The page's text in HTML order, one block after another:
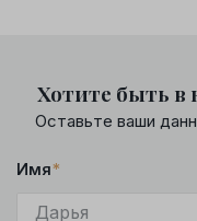
Хотите быть в
Оставьте ваши
Имя*